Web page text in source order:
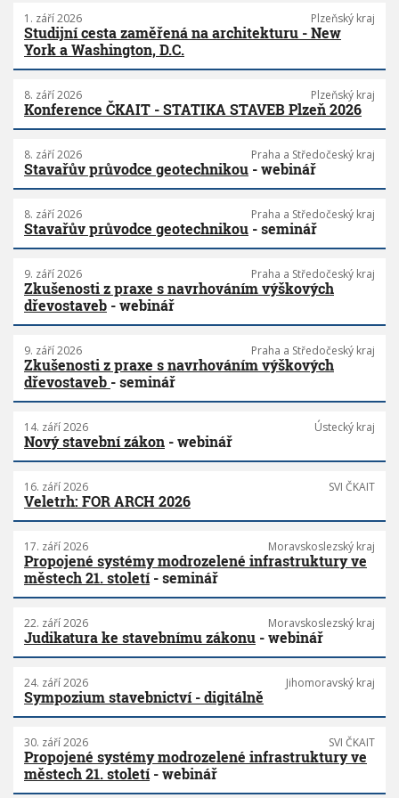
1. září 2026 Plzeňský kraj
Studijní cesta zaměřená na architekturu - New
York a Washington, D.C.
8. září 2026 Plzeňský kraj
Konference ČKAIT - STATIKA STAVEB Plzeň 2026
8. září 2026 Praha a Středočeský kraj
Stavařův průvodce geotechnikou - webinář
8. září 2026 Praha a Středočeský kraj
Stavařův průvodce geotechnikou - seminář
9. září 2026 Praha a Středočeský kraj
Zkušenosti z praxe s navrhováním výškových
dřevostaveb - webinář
9. září 2026 Praha a Středočeský kraj
Zkušenosti z praxe s navrhováním výškových
dřevostaveb - seminář
14. září 2026 Ústecký kraj
Nový stavební zákon - webinář
16. září 2026 SVI ČKAIT
Veletrh: FOR ARCH 2026
17. září 2026 Moravskoslezský kraj
Propojené systémy modrozelené infrastruktury ve
městech 21. století- seminář
22. září 2026 Moravskoslezský kraj
Judikatura ke stavebnímu zákonu - webinář
24. září 2026 Jihomoravský kraj
Sympozium stavebnictví - digitálně
30. září 2026 SVI ČKAIT
Propojené systémy modrozelené infrastruktury ve
městech 21. století- webinář